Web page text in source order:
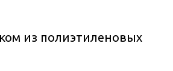
из полиэтиленовых